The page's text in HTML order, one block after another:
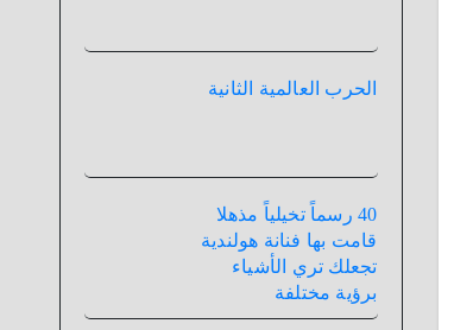
الحرب العالمية الثانية
40 رسماً تخيلياً مذهلا
قامت بها فنانة هولندية
تجعلك تري الأشياء
برؤية مختلفة